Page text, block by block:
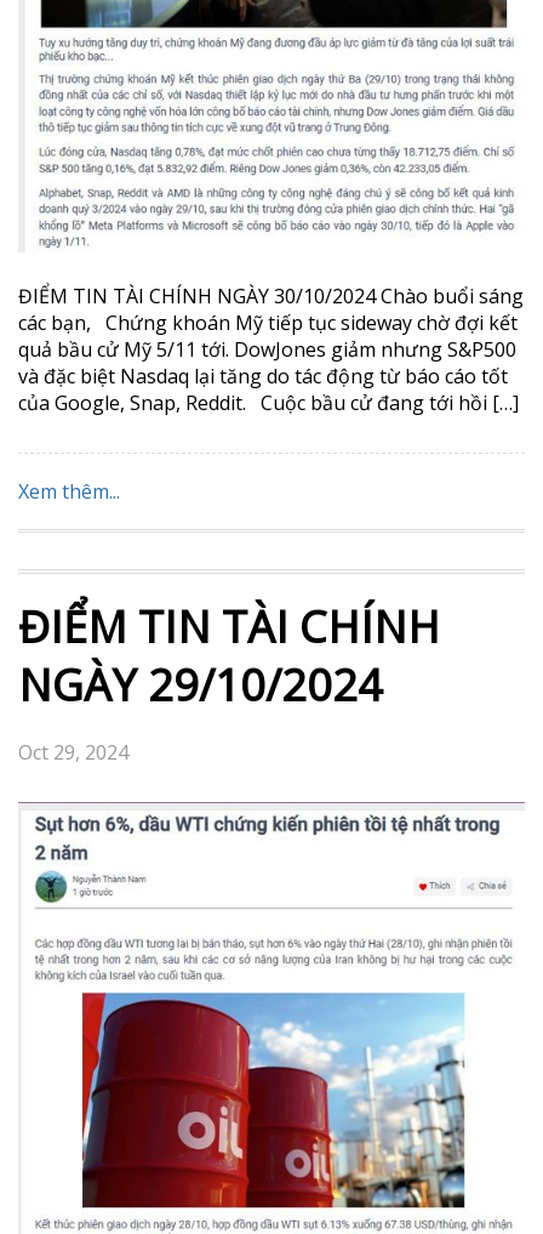
ĐIỂM TIN TÀI CHÍNH NGÀY 30/10/2024 Chào buổi sáng
các bạn, Chứng khoán Mỹ tiếp tục sideway chờ đợi kết
quả bầu cử Mỹ 5/11 tới. DowJones giảm nhưng S&P500
và đặc biệt Nasdaq lại tăng do tác động từ báo cáo tốt
của Google, Snap, Reddit. Cuộc bầu cử đang tới hồi […]
Xem thêm...
ĐIỂM TIN TÀI CHÍNH
NGÀY 29/10/2024
Oct 29, 2024